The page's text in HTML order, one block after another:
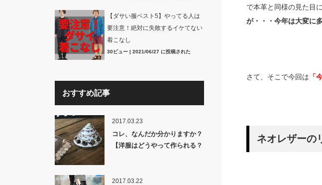
で本革と同様の見た目
が・・・今年は大変に
さて、そこで今回は 「
ネオレザーの
【ダサい服ベスト5】やってる人は
要注意！絶対に失敗するイケてない
着こなし
30ビュー| 2021/06/27 に投稿された
おすすめ記事
2017.03.23
コレ、なんだか分かりますか？
【洋服はどうやって作られる？
2017.03.22